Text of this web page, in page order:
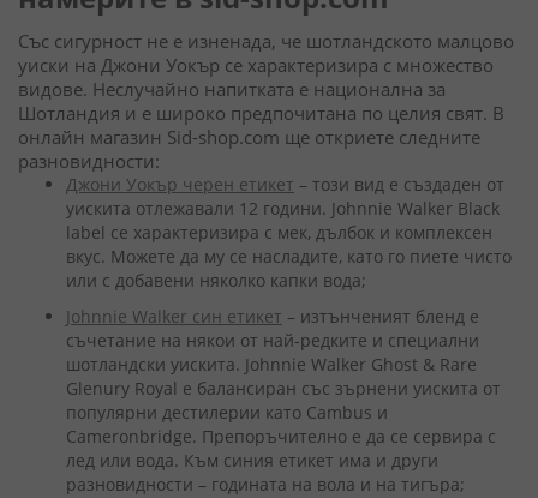
Със сигурност не е изненада, че шотландското малцово
уиски на Джони Уокър се характеризира с множество
видове. Неслучайно напитката е национална за
Шотландия и е широко предпочитана по целия свят. В
онлайн магазин Sid-shop.com ще откриете следните
разновидности:
Джони Уокър черен етикет – този вид е създаден от
уискита отлежавали 12 години. Johnnie Walker Black
label се характеризира с мек, дълбок и комплексен
вкус. Можете да му се насладите, като го пиете чисто
или с добавени няколко капки вода;
Johnnie Walker син етикет – изтънченият бленд е
съчетание на някои от най-редките и специални
шотландски уискита. Johnnie Walker Ghost & Rare
Glenury Royal е балансиран със зърнени уискита от
популярни дестилерии като Cambus и
Cameronbridge. Препоръчително е да се сервира с
лед или вода. Към синия етикет има и други
разновидности – годината на вола и на тигъра;